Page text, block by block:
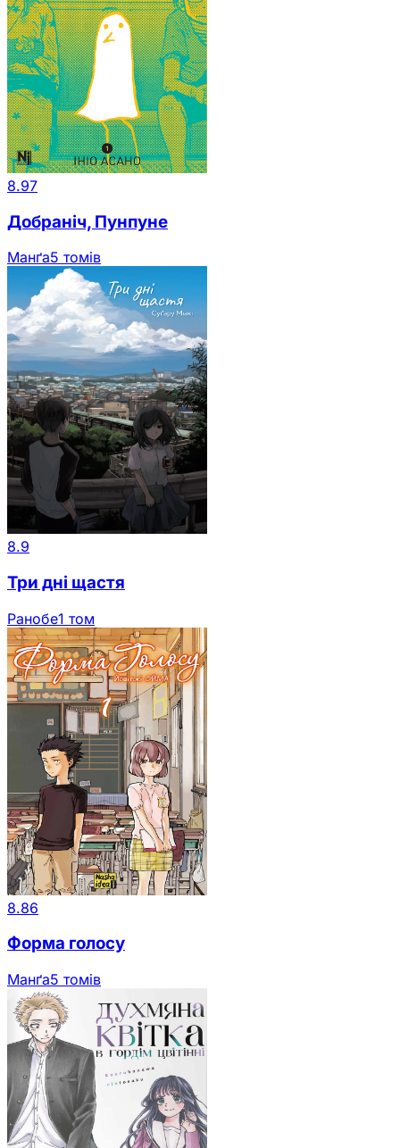
8.97
Добраніч, Пунпуне
Манґа5 томів
8.9
Три дні щастя
Ранобе1 том
8.86
Форма голосу
Манґа5 томів